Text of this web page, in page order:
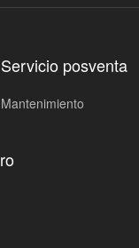
Servicio posventa
Mantenimiento